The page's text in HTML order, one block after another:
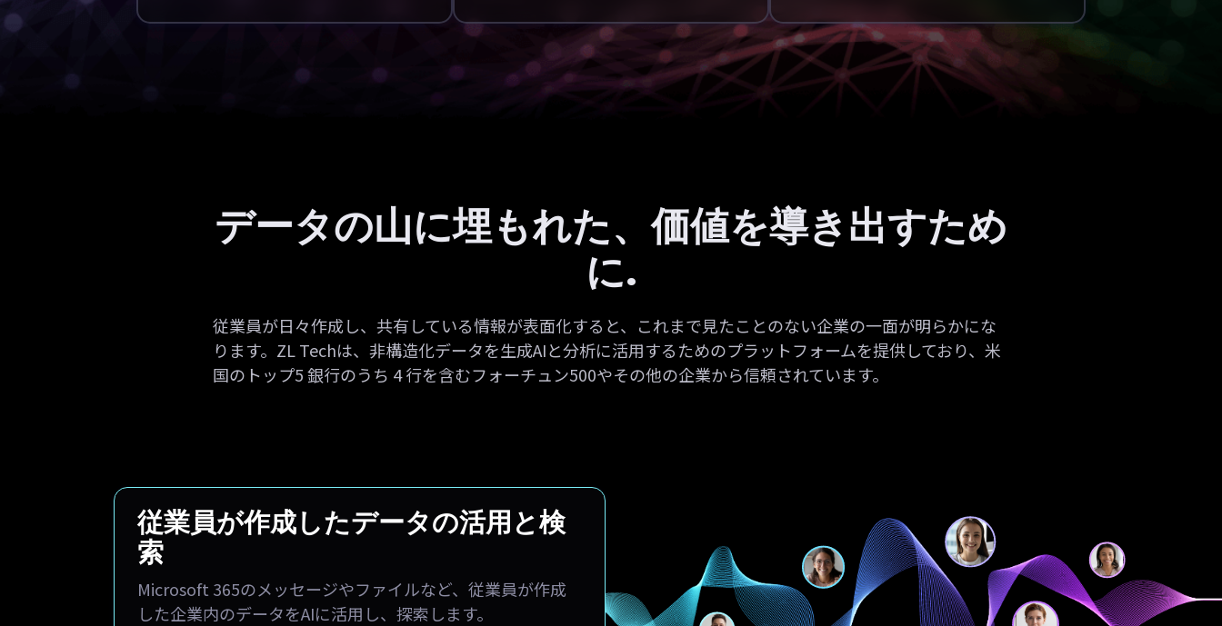
データの山に埋もれた、価値を導き出すため
に.
従業員が日々作成し、共有している情報が表面化すると、これまで見たことのない企業の一面が明らかにな
ります。ZL Techは、非構造化データを生成AIと分析に活用するためのプラットフォームを提供しており、米
国のトップ5 銀行のうち 4 行を含むフォーチュン500やその他の企業から信頼されています。
従業員が作成したデータの活用と検
索
Microsoft 365のメッセージやファイルなど、従業員が作成
した企業内のデータをAIに活用し、探索します。